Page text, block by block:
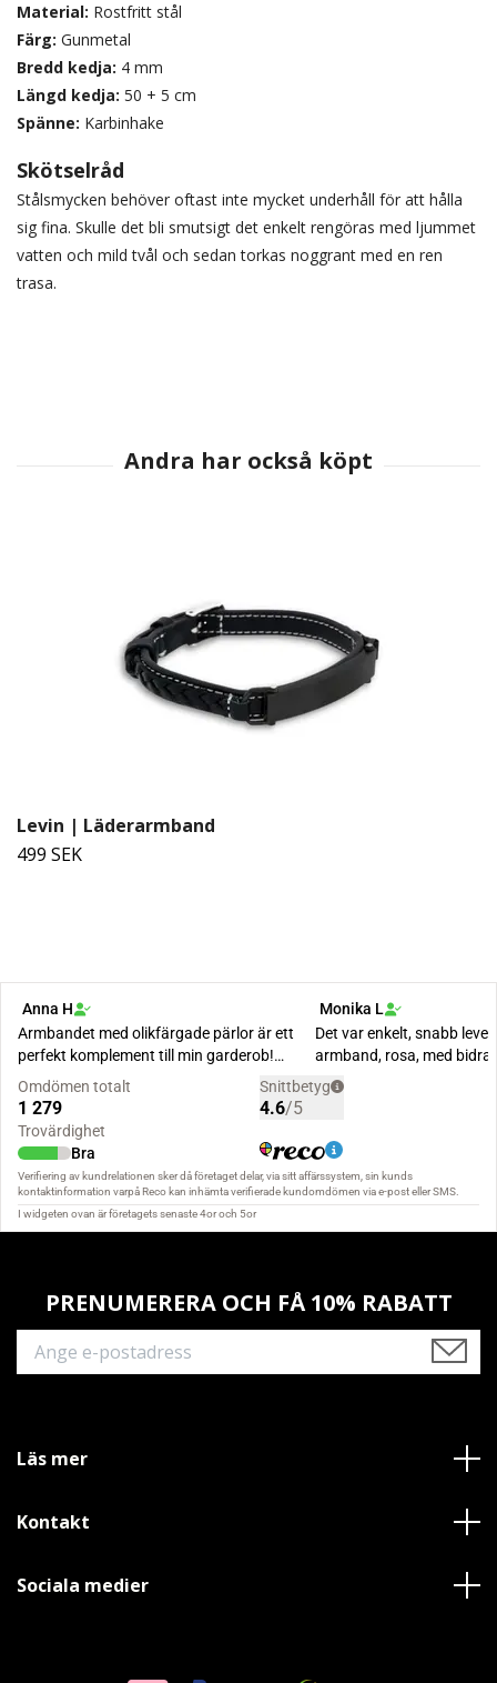
Material: Rostfritt stål
Färg: Gunmetal
Bredd kedja: 4 mm
Längd kedja: 50 + 5 cm
Spänne: Karbinhake
Skötselråd
Stålsmycken behöver oftast inte mycket underhåll för att hålla
sig fina. Skulle det bli smutsigt det enkelt rengöras med ljummet
vatten och mild tvål och sedan torkas noggrant med en ren
trasa.
Levin | Läderarmband
499 SEK
PRENUMERERA OCH FÅ 10% RABATT
Läs mer
Kontakt
Sociala medier